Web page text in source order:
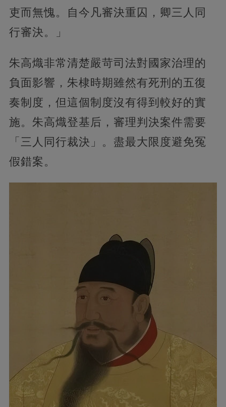
吏而無愧。自今凡審決重囚，卿三人同
行審決。」
朱高熾非常清楚嚴苛司法對國家治理的
負面影響，朱棣時期雖然有死刑的五復
奏制度，但這個制度沒有得到較好的實
施。朱高熾登基后，審理判決案件需要
「三人同行裁決」。盡最大限度避免冤
假錯案。